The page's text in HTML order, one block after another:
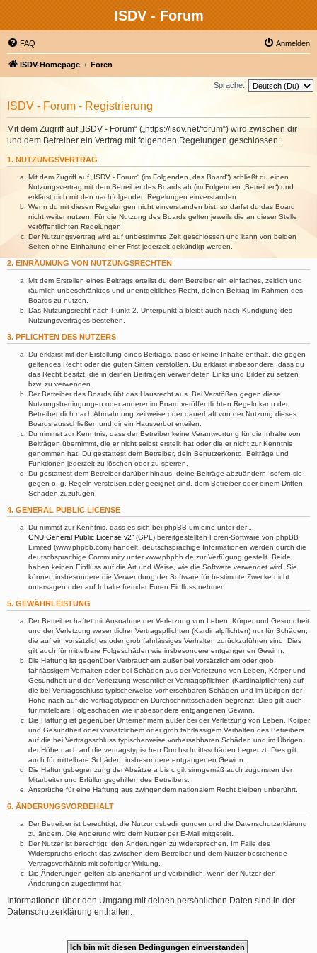
ISDV - Forum
FAQ Anmelden
ISDV-Homepage Foren
Sprache:
ISDV - Forum - Registrierung
Mit dem Zugriff auf „ISDV - Forum“ („https://isdv.net/forum“) wird zwischen dir
und dem Betreiber ein Vertrag mit folgenden Regelungen geschlossen:
1. NUTZUNGSVERTRAG
Mit dem Zugriff auf „ISDV - Forum“ (im Folgenden „das Board“) schließt du einen
Nutzungsvertrag mit dem Betreiber des Boards ab (im Folgenden „Betreiber“) und
erklärst dich mit den nachfolgenden Regelungen einverstanden.
Wenn du mit diesen Regelungen nicht einverstanden bist, so darfst du das Board
nicht weiter nutzen. Für die Nutzung des Boards gelten jeweils die an dieser Stelle
veröffentlichten Regelungen.
Der Nutzungsvertrag wird auf unbestimmte Zeit geschlossen und kann von beiden
Seiten ohne Einhaltung einer Frist jederzeit gekündigt werden.
2. EINRÄUMUNG VON NUTZUNGSRECHTEN
Mit dem Erstellen eines Beitrags erteilst du dem Betreiber ein einfaches, zeitlich und
räumlich unbeschränktes und unentgeltliches Recht, deinen Beitrag im Rahmen des
Boards zu nutzen.
Das Nutzungsrecht nach Punkt 2, Unterpunkt a bleibt auch nach Kündigung des
Nutzungsvertrages bestehen.
3. PFLICHTEN DES NUTZERS
Du erklärst mit der Erstellung eines Beitrags, dass er keine Inhalte enthält, die gegen
geltendes Recht oder die guten Sitten verstoßen. Du erklärst insbesondere, dass du
das Recht besitzt, die in deinen Beiträgen verwendeten Links und Bilder zu setzen
bzw. zu verwenden.
Der Betreiber des Boards übt das Hausrecht aus. Bei Verstößen gegen diese
Nutzungsbedingungen oder anderer im Board veröffentlichten Regeln kann der
Betreiber dich nach Abmahnung zeitweise oder dauerhaft von der Nutzung dieses
Boards ausschließen und dir ein Hausverbot erteilen.
Du nimmst zur Kenntnis, dass der Betreiber keine Verantwortung für die Inhalte von
Beiträgen übernimmt, die er nicht selbst erstellt hat oder die er nicht zur Kenntnis
genommen hat. Du gestattest dem Betreiber, dein Benutzerkonto, Beiträge und
Funktionen jederzeit zu löschen oder zu sperren.
Du gestattest dem Betreiber darüber hinaus, deine Beiträge abzuändern, sofern sie
gegen o. g. Regeln verstoßen oder geeignet sind, dem Betreiber oder einem Dritten
Schaden zuzufügen.
4. GENERAL PUBLIC LICENSE
Du nimmst zur Kenntnis, dass es sich bei phpBB um eine unter der „
GNU General Public License v2“ (GPL) bereitgestellten Foren-Software von phpBB
Limited (www.phpbb.com) handelt; deutschsprachige Informationen werden durch die
deutschsprachige Community unter www.phpbb.de zur Verfügung gestellt. Beide
haben keinen Einfluss auf die Art und Weise, wie die Software verwendet wird. Sie
können insbesondere die Verwendung der Software für bestimmte Zwecke nicht
untersagen oder auf Inhalte fremder Foren Einfluss nehmen.
5. GEWÄHRLEISTUNG
Der Betreiber haftet mit Ausnahme der Verletzung von Leben, Körper und Gesundheit
und der Verletzung wesentlicher Vertragspflichten (Kardinalpflichten) nur für Schäden,
die auf ein vorsätzliches oder grob fahrlässiges Verhalten zurückzuführen sind. Dies
gilt auch für mittelbare Folgeschäden wie insbesondere entgangenen Gewinn.
Die Haftung ist gegenüber Verbrauchern außer bei vorsätzlichem oder grob
fahrlässigem Verhalten oder bei Schäden aus der Verletzung von Leben, Körper und
Gesundheit und der Verletzung wesentlicher Vertragspflichten (Kardinalpflichten) auf
die bei Vertragsschluss typischerweise vorhersehbaren Schäden und im übrigen der
Höhe nach auf die vertragstypischen Durchschnittsschäden begrenzt. Dies gilt auch
für mittelbare Folgeschäden wie insbesondere entgangenen Gewinn.
Die Haftung ist gegenüber Unternehmern außer bei der Verletzung von Leben, Körper
und Gesundheit oder vorsätzlichem oder grob fahrlässigem Verhalten des Betreibers
auf die bei Vertragsschluss typischerweise vorhersehbaren Schäden und im Übrigen
der Höhe nach auf die vertragstypischen Durchschnittsschäden begrenzt. Dies gilt
auch für mittelbare Schäden, insbesondere entgangenen Gewinn.
Die Haftungsbegrenzung der Absätze a bis c gilt sinngemäß auch zugunsten der
Mitarbeiter und Erfüllungsgehilfen des Betreibers.
Ansprüche für eine Haftung aus zwingendem nationalem Recht bleiben unberührt.
6. ÄNDERUNGSVORBEHALT
Der Betreiber ist berechtigt, die Nutzungsbedingungen und die Datenschutzerklärung
zu ändern. Die Änderung wird dem Nutzer per E-Mail mitgeteilt.
Der Nutzer ist berechtigt, den Änderungen zu widersprechen. Im Falle des
Widerspruchs erlischt das zwischen dem Betreiber und dem Nutzer bestehende
Vertragsverhältnis mit sofortiger Wirkung.
Die Änderungen gelten als anerkannt und verbindlich, wenn der Nutzer den
Änderungen zugestimmt hat.
Informationen über den Umgang mit deinen persönlichen Daten sind in der
Datenschutzerklärung enthalten.